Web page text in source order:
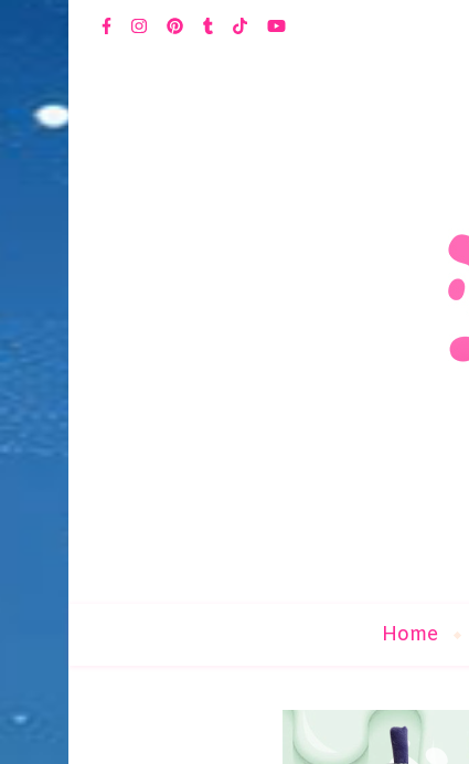
Home